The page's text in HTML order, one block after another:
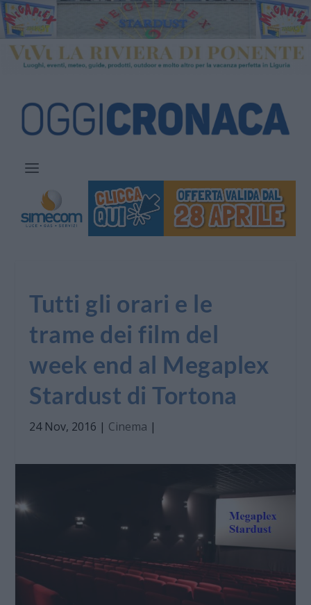
Tutti gli orari e le
trame dei film del
week end al Megaplex
Stardust di Tortona
24 Nov, 2016 | Cinema |